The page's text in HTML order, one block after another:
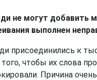
не могут добавить
выполнен
присоединились к
чтобы их слова
Причина